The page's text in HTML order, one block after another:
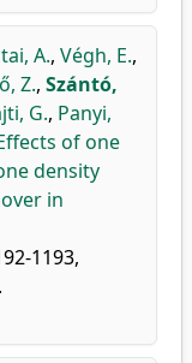
A., Végh, E.,
Z., Szántó,
G., Panyi,
of one
density
in
1193,